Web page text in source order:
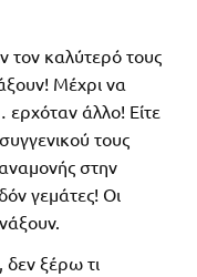
τον καλύτερό τους
Μέχρι να
ερχόταν άλλο! Είτε
τους
στην
γεμάτες! Οι
δεν ξέρω τι